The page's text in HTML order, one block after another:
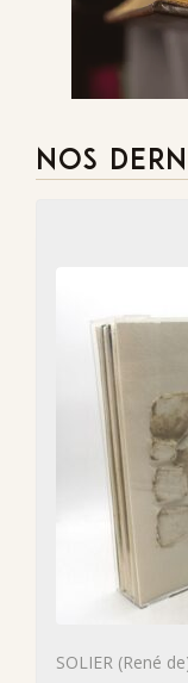
NOS
SOLIER (René